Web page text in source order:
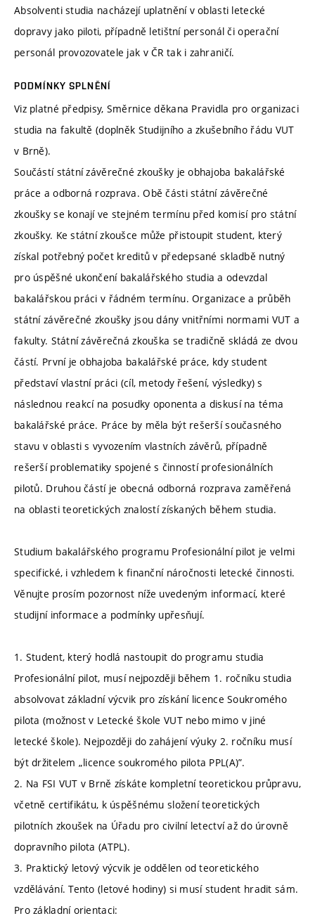
Absolventi studia nacházejí uplatnění v oblasti letecké
dopravy jako piloti, případně letištní personál či operační
personál provozovatele jak v ČR tak i zahraničí.
PODMÍNKY SPLNĚNÍ
Viz platné předpisy, Směrnice děkana Pravidla pro organizaci
studia na fakultě (doplněk Studijního a zkušebního řádu VUT
v Brně).
Součástí státní závěrečné zkoušky je obhajoba bakalářské
práce a odborná rozprava. Obě části státní závěrečné
zkoušky se konají ve stejném termínu před komisí pro státní
zkoušky. Ke státní zkoušce může přistoupit student, který
získal potřebný počet kreditů v předepsané skladbě nutný
pro úspěšné ukončení bakalářského studia a odevzdal
bakalářskou práci v řádném termínu. Organizace a průběh
státní závěrečné zkoušky jsou dány vnitřními normami VUT a
fakulty. Státní závěrečná zkouška se tradičně skládá ze dvou
částí. První je obhajoba bakalářské práce, kdy student
představí vlastní práci (cíl, metody řešení, výsledky) s
následnou reakcí na posudky oponenta a diskusí na téma
bakalářské práce. Práce by měla být rešerší současného
stavu v oblasti s vyvozením vlastních závěrů, případně
rešerší problematiky spojené s činností profesionálních
pilotů. Druhou částí je obecná odborná rozprava zaměřená
na oblasti teoretických znalostí získaných během studia.
Studium bakalářského programu Profesionální pilot je velmi
specifické, i vzhledem k finanční náročnosti letecké činnosti.
Věnujte prosím pozornost níže uvedeným informací, které
studijní informace a podmínky upřesňují.
1. Student, který hodlá nastoupit do programu studia
Profesionální pilot, musí nejpozději během 1. ročníku studia
absolvovat základní výcvik pro získání licence Soukromého
pilota (možnost v Letecké škole VUT nebo mimo v jiné
letecké škole). Nejpozději do zahájení výuky 2. ročníku musí
být držitelem „licence soukromého pilota PPL(A)”.
2. Na FSI VUT v Brně získáte kompletní teoretickou průpravu,
včetně certifikátu, k úspěšnému složení teoretických
pilotních zkoušek na Úřadu pro civilní letectví až do úrovně
dopravního pilota (ATPL).
3. Praktický letový výcvik je oddělen od teoretického
vzdělávání. Tento (letové hodiny) si musí student hradit sám.
Pro základní orientaci: